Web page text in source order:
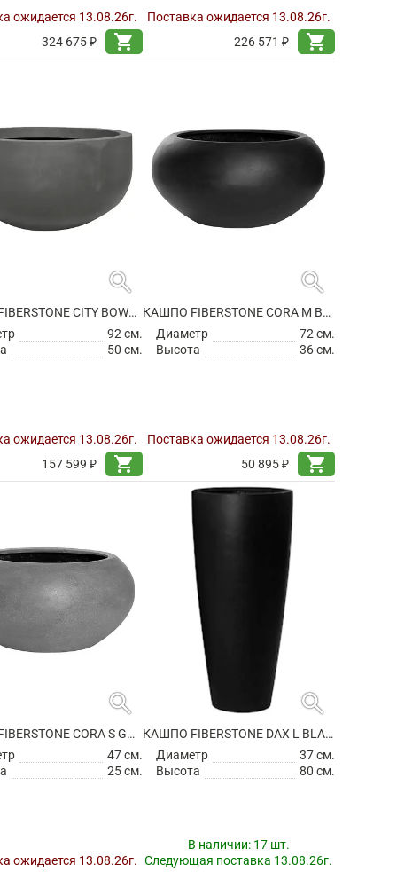
ожидается 13.08.26г.
324 675 ₽
shopping_cart
Поставка ожидается 13.08.26г.
226 571 ₽
shopping_cart
search
КАШПО FIBERSTONE CITY BOWL S GREY
92 см.
50 см.
ожидается 13.08.26г.
157 599 ₽
shopping_cart
search
КАШПО FIBERSTONE CORA M BLACK
Диаметр
72 см.
Высота
36 см.
Поставка ожидается 13.08.26г.
50 895 ₽
shopping_cart
search
КАШПО FIBERSTONE CORA S GREY
47 см.
25 см.
ожидается 13.08.26г.
search
КАШПО FIBERSTONE DAX L BLACK
Диаметр
37 см.
Высота
80 см.
В наличии: 17 шт.
Следующая поставка 13.08.26г.